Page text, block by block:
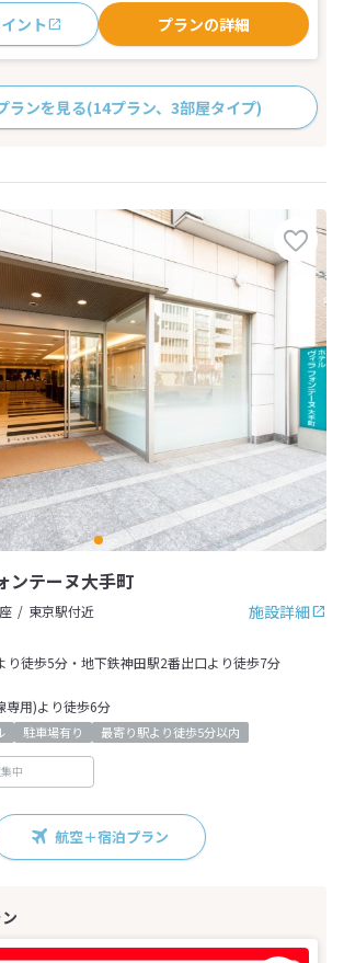
ント プランの詳細
ランを見る(14プラン、3部屋タイプ)
ンテーヌ大手町
施設詳細
東京駅付近
り徒歩5分・地下鉄神田駅2番出口より徒歩7分
専用)より徒歩6分
駐車場有り 最寄り駅より徒歩5分以内
中
航空＋宿泊プラン